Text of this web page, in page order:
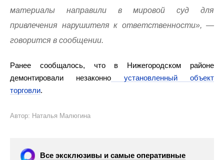
материалы направили в мировой суд для
привлечения нарушителя к ответственности», —
говорится в сообщении.
Ранее сообщалось, что в Нижегородском районе
демонтировали незаконно установленный объект
торговли.
Автор: Наталья Малюгина
Все эксклюзивы и самые оперативные